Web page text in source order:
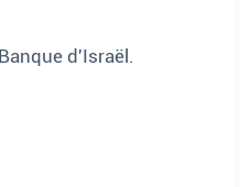
d'Israël.